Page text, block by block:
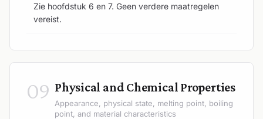
Zie hoofdstuk 6 en 7. Geen verdere maatregelen
vereist.
09 Physical and Chemical Properties
Appearance, physical state, melting point, boiling
point, and material characteristics